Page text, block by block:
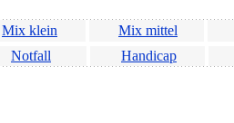
Mix klein
Mix mittel
Notfall Handicap